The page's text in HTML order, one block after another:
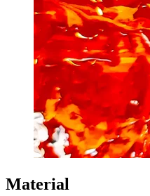
Material